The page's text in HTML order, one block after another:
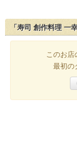
「寿司 創作料理 一
このお店
最初の